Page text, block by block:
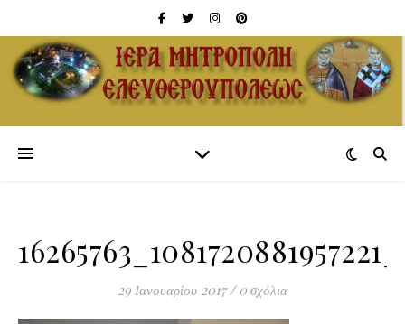
29 Ιανουαρίου 2017 / 0 σχόλια